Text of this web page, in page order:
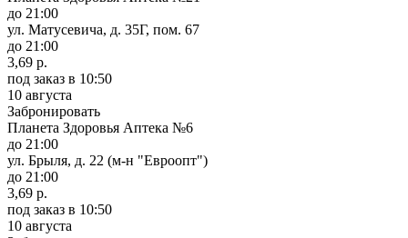
до 21:00
ул. Матусевича, д. 35Г, пом. 67
до 21:00
3,69 р.
под заказ в 10:50
10 августа
Забронировать
Планета Здоровья Аптека №6
до 21:00
ул. Брыля, д. 22 (м-н "Евроопт")
до 21:00
3,69 р.
под заказ в 10:50
10 августа